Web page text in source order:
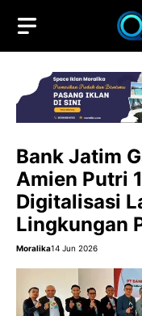
content
Bank Jatim
Amien Putri
Digitalisasi
Lingkungan
Moralika14 Jun 2026